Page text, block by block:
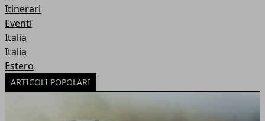
Itinerari
Eventi
Italia
Italia
Estero
ARTICOLI POPOLARI